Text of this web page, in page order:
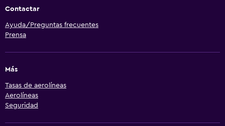
Contactar
Ayuda/Preguntas frecuentes
Prensa
Más
Tasas de aerolíneas
Aerolíneas
Seguridad